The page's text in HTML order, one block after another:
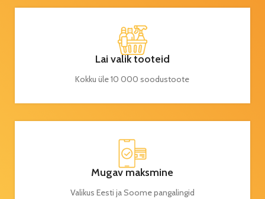
Lai valik tooteid
Kokku üle 10 000 soodustoote
Mugav maksmine
Valikus Eesti ja Soome pangalingid